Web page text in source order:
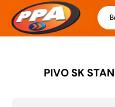
contenido
...
PIVO SK